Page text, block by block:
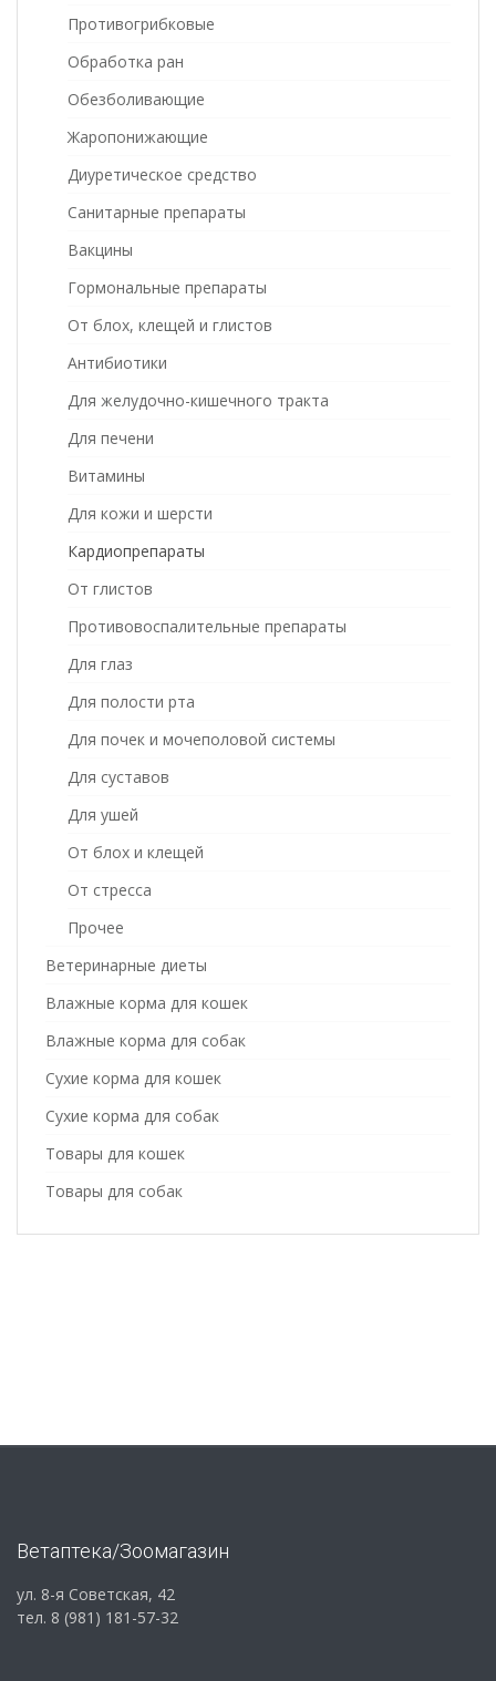
Противогрибковые
Обработка ран
Обезболивающие
Жаропонижающие
Диуретическое средство
Санитарные препараты
Вакцины
Гормональные препараты
От блох, клещей и глистов
Антибиотики
Для желудочно-кишечного тракта
Для печени
Витамины
Для кожи и шерсти
Кардиопрепараты
От глистов
Противовоспалительные препараты
Для глаз
Для полости рта
Для почек и мочеполовой системы
Для суставов
Для ушей
От блох и клещей
От стресса
Прочее
Ветеринарные диеты
Влажные корма для кошек
Влажные корма для собак
Сухие корма для кошек
Сухие корма для собак
Товары для кошек
Товары для собак
Ветаптека/Зоомагазин
ул. 8-я Советская, 42
тел. 8 (981) 181-57-32